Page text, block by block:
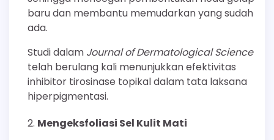
baru dan membantu memudarkan yang sudah
ada.
Studi dalam Journal of Dermatological Science
telah berulang kali menunjukkan efektivitas
inhibitor tirosinase topikal dalam tata laksana
hiperpigmentasi.
Mengeksfoliasi Sel Kulit Mati